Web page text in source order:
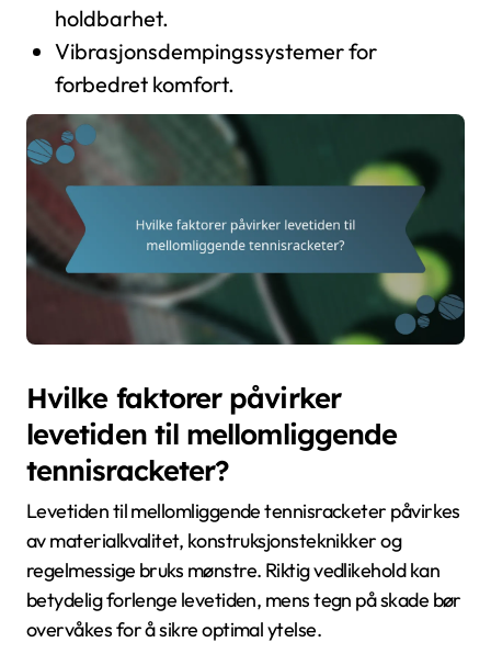
holdbarhet.
Vibrasjonsdempingssystemer for
forbedret komfort.
Hvilke faktorer påvirker
levetiden til mellomliggende
tennisracketer?
Levetiden til mellomliggende tennisracketer påvirkes
av materialkvalitet, konstruksjonsteknikker og
regelmessige bruks mønstre. Riktig vedlikehold kan
betydelig forlenge levetiden, mens tegn på skade bør
overvåkes for å sikre optimal ytelse.